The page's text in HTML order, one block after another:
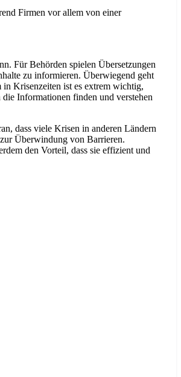
Firmen vor allem von einer
Für Behörden spielen Übersetzungen
zu informieren. Überwiegend geht
Krisenzeiten ist es extrem wichtig,
Informationen finden und verstehen
dass viele Krisen in anderen Ländern
Überwindung von Barrieren.
den Vorteil, dass sie effizient und